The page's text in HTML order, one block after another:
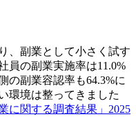
、副業として小さく試す
員の副業実施率は11.0%
の副業容認率も64.3%に
環境は整ってきました
に関する調査結果」2025